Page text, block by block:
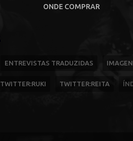
ONDE COMPRAR
ENTREVISTAS TRADUZIDAS
TWITTER:RUKI TWITTER:REITA